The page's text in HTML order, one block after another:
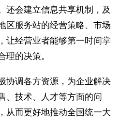
还会建立信息共享机制，及
区服务站的经营策略、市场
让经营业者能够第一时间掌
理的决策。
协调各方资源，为企业解决
、技术、人才等方面的问
从而更好地推动全国统一大